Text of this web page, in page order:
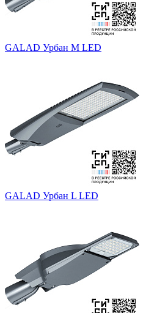
GALAD Урбан M LED
GALAD Урбан L LED